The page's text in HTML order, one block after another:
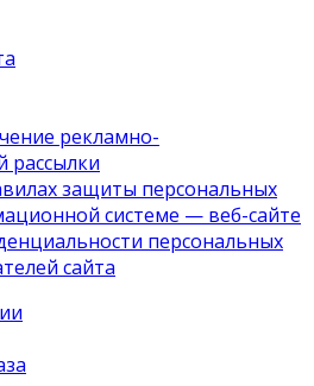
рекламно-
рассылки
защиты персональных
системе — веб-сайте
персональных
сайта